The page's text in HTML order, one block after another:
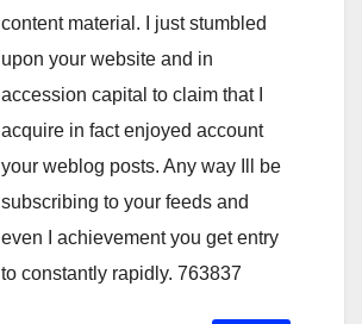
content material. I just stumbled
upon your website and in
accession capital to claim that I
acquire in fact enjoyed account
your weblog posts. Any way Ill be
subscribing to your feeds and
even I achievement you get entry
to constantly rapidly. 763837